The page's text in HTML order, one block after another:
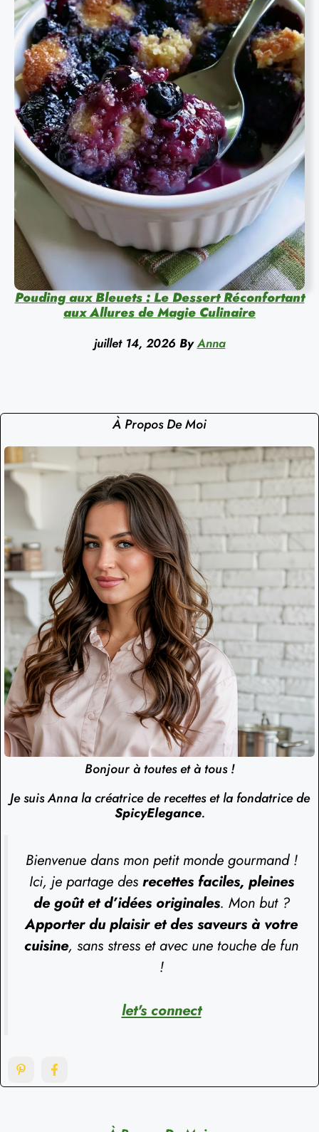
Pouding aux Bleuets : Le Dessert Réconfortant
aux Allures de Magie Culinaire
juillet 14, 2026 By Anna
À Propos De Moi
Bonjour à toutes et à tous !
Je suis Anna la créatrice de recettes et la fondatrice de
SpicyElegance.
Bienvenue dans mon petit monde gourmand !
Ici, je partage des recettes faciles, pleines
de goût et d’idées originales. Mon but ?
Apporter du plaisir et des saveurs à votre
cuisine, sans stress et avec une touche de fun
!
let's connect